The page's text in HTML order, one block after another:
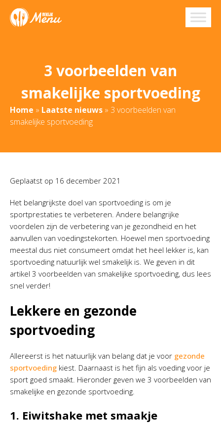
3 voorbeelden van
smakelijke sportvoeding
Home » Laatste nieuws » 3 voorbeelden van
smakelijke sportvoeding
Geplaatst op 16 december 2021
Het belangrijkste doel van sportvoeding is om je
sportprestaties te verbeteren. Andere belangrijke
voordelen zijn de verbetering van je gezondheid en het
aanvullen van voedingstekorten. Hoewel men sportvoeding
meestal dus niet consumeert omdat het heel lekker is, kan
sportvoeding natuurlijk wel smakelijk is. We geven in dit
artikel 3 voorbeelden van smakelijke sportvoeding, dus lees
snel verder!
Lekkere en gezonde
sportvoeding
Allereerst is het natuurlijk van belang dat je voor gezonde
sportvoeding kiest. Daarnaast is het fijn als voeding voor je
sport goed smaakt. Hieronder geven we 3 voorbeelden van
smakelijke en gezonde sportvoeding.
1. Eiwitshake met smaakje